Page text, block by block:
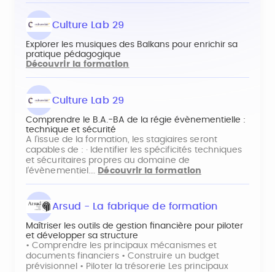
Culture Lab 29
Explorer les musiques des Balkans pour enrichir sa
pratique pédagogique
Découvrir la formation
Culture Lab 29
Comprendre le B.A.-BA de la régie évènementielle :
technique et sécurité
A l’issue de la formation, les stagiaires seront
capables de : · Identifier les spécificités techniques
et sécuritaires propres au domaine de
l’évènementiel.…
Découvrir la formation
Arsud - La fabrique de formation
Maîtriser les outils de gestion financière pour piloter
et développer sa structure
• Comprendre les principaux mécanismes et
documents financiers • Construire un budget
prévisionnel • Piloter la trésorerie Les principaux